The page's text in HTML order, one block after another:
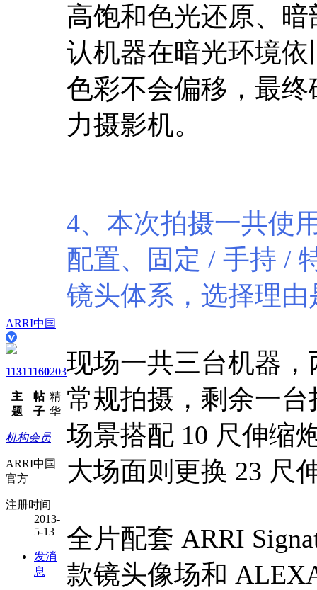
ARRI中国
1131
主
题
1160
帖
子
203
精
华
机构会员
ARRI中国
官方
注册时间
2013-
5-13
发消
息
高饱和色光还原、
认机器在暗光环境
色彩不会偏移，最
力摄影机。
4、本次拍摄一共使
配置、固定 / 手持 /
镜头体系，选择理由
现场一共三台机器
常规拍摄，剩余一
场景搭配 10 尺伸缩
大场面则更换 23 尺
全片配套 ARRI
款镜头像场和